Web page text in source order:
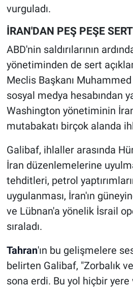
vurguladı.
İRAN'DAN PEŞ PEŞE
ABD'nin saldırılarının
yönetiminden de sert
Meclis Başkanı Muhammed
sosyal medya hesabından
Washington yönetiminin
mutabakatı birçok alanda
Galibaf, ihlaller arasında
İran düzenlemelerine
tehditleri, petrol
uygulanması, İran'ın
ve Lübnan'a yönelik İsrail
sıraladı.
Tahran'ın bu gelişmelere
belirten Galibaf, "Zorbalık
sona erdi. Bu yol hiçbir yere